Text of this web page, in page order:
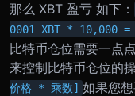
那么 XBT 盈亏 如下：
0001 XBT * 10,000 =
比特币仓位需要一点
来控制比特币仓位的操
价格 * 乘数] 如果您